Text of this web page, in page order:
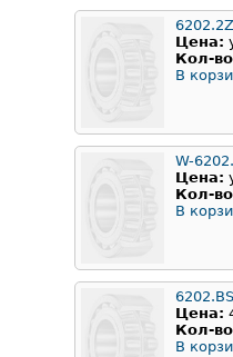
Цена:
Кол-
В
W-
Цена:
Кол-
В
Цена:
Кол-
В